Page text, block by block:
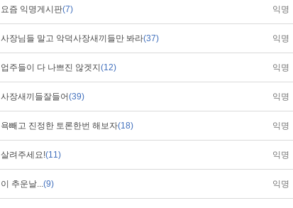
요즘 익명게시판(7) 익명
사장님들 말고 악덕사장새끼들만 봐라(37) 익명
업주들이 다 나쁘진 않겟지 (12) 익명
사장새끼들잘들어(39) 익명
욕빼고 진정한 토론한번 해보자(18) 익명
살려주세요!(11) 익명
이 추운날...(9) 익명